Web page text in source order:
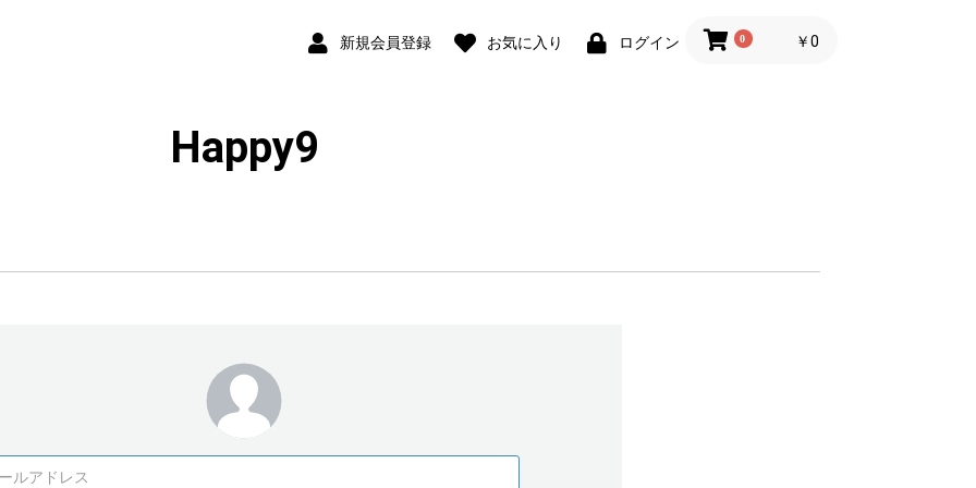
新規会員登録 お気に入り ログイン 0 ￥0
Happy9